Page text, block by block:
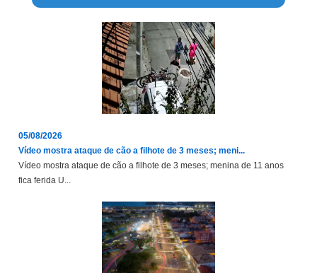
05/08/2026
Vídeo mostra ataque de cão a filhote de 3 meses; meni...
Vídeo mostra ataque de cão a filhote de 3 meses; menina de 11 anos
fica ferida U...